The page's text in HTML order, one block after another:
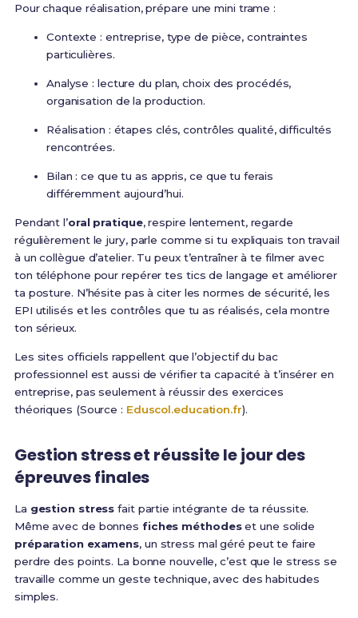
Pour chaque réalisation, prépare une mini trame :
Contexte : entreprise, type de pièce, contraintes
particulières.
Analyse : lecture du plan, choix des procédés,
organisation de la production.
Réalisation : étapes clés, contrôles qualité, difficultés
rencontrées.
Bilan : ce que tu as appris, ce que tu ferais
différemment aujourd’hui.
Pendant l’oral pratique, respire lentement, regarde
régulièrement le jury, parle comme si tu expliquais ton travail
à un collègue d’atelier. Tu peux t’entraîner à te filmer avec
ton téléphone pour repérer tes tics de langage et améliorer
ta posture. N’hésite pas à citer les normes de sécurité, les
EPI utilisés et les contrôles que tu as réalisés, cela montre
ton sérieux.
Les sites officiels rappellent que l’objectif du bac
professionnel est aussi de vérifier ta capacité à t’insérer en
entreprise, pas seulement à réussir des exercices
théoriques (Source : Eduscol.education.fr).
Gestion stress et réussite le jour des
épreuves finales
La gestion stress fait partie intégrante de ta réussite.
Même avec de bonnes fiches méthodeset une solide
préparation examens, un stress mal géré peut te faire
perdre des points. La bonne nouvelle, c’est que le stress se
travaille comme un geste technique, avec des habitudes
simples.